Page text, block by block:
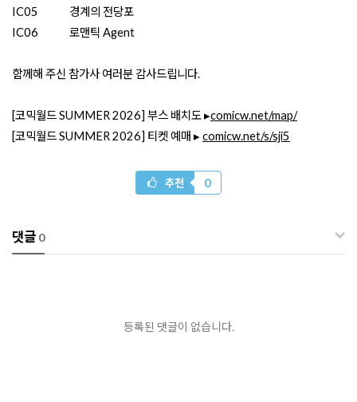
IC05
경계의 전당포
IC06
로맨틱 Agent
함께해 주신 참가사 여러분 감사드립니다.
[코믹월드 SUMMER 2026] 부스 배치도 ▸comicw.net/map/
[코믹월드 SUMMER 2026] 티켓 예매 ▸comicw.net/s/sji5
추천 0
댓글 0
등록된 댓글이 없습니다.